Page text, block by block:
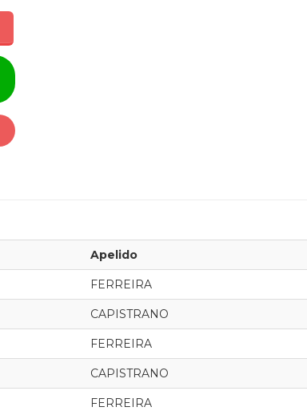
Apelido
FERREIRA
CAPISTRANO
FERREIRA
CAPISTRANO
FERREIRA